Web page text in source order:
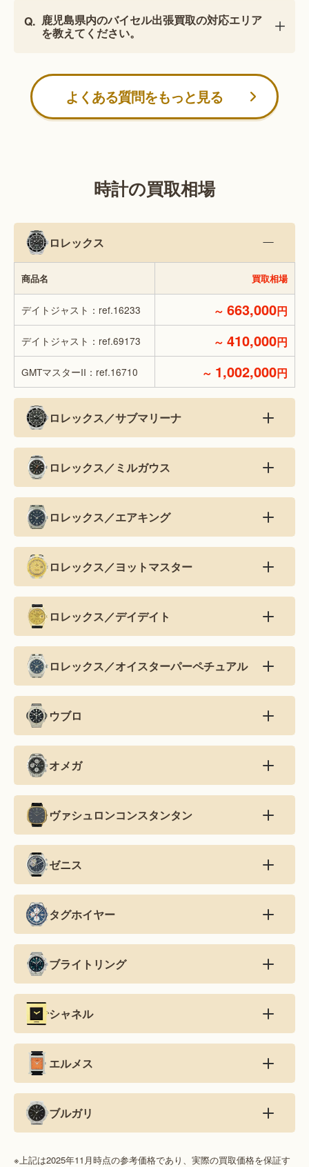
鹿児島県内のバイセル出張買取の対応エリア
を教えてください。
よくある質問をもっと見る
時計の買取相場
ロレックス
商品名 買取相場
デイトジャスト：ref.16233 ～ 663,000円
デイトジャスト：ref.69173 ～ 410,000円
GMTマスターII：ref.16710 ～ 1,002,000円
ロレックス／サブマリーナ
ロレックス／ミルガウス
ロレックス／エアキング
ロレックス／ヨットマスター
ロレックス／デイデイト
ロレックス／オイスターパーペチュアル
ウブロ
オメガ
ヴァシュロンコンスタンタン
ゼニス
タグホイヤー
ブライトリング
シャネル
エルメス
ブルガリ
※上記は2025年11月時点の参考価格であり、実際の買取価格を保証す